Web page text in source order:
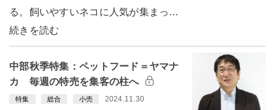
る。飼いやすいネコに人気が集まっ…
続きを読む
中部秋季特集：ペットフード＝ヤマナ
カ 毎週の特売を集客の柱へ
特集 総合 小売 2024.11.30